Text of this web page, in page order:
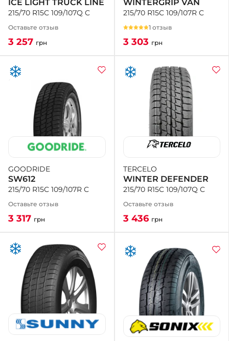
ICE LIGHT TRUCK LINE
215/70 R15C 109/107Q C
Оставьте отзыв
3 257 грн
WINTERGRIP VAN
215/70 R15C 109/107R C
1 отзыв
3 303 грн
GOODRIDE
SW612
215/70 R15C 109/107R C
Оставьте отзыв
3 317 грн
TERCELO
WINTER DEFENDER
215/70 R15C 109/107Q C
Оставьте отзыв
3 436 грн